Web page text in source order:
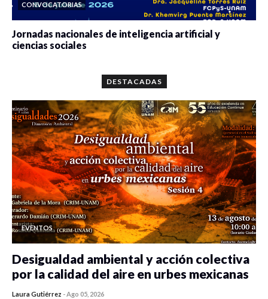
CONVOCATORIAS
Jornadas nacionales de inteligencia artificial y
ciencias sociales
DESTACADAS
EVENTOS
Desigualdad ambiental y acción colectiva
por la calidad del aire en urbes mexicanas
Laura Gutiérrez -Ago 05, 2026